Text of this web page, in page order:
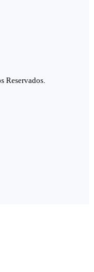
Reservados.